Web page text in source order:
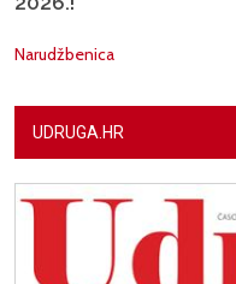
Narudžbenica
UDRUGA.HR